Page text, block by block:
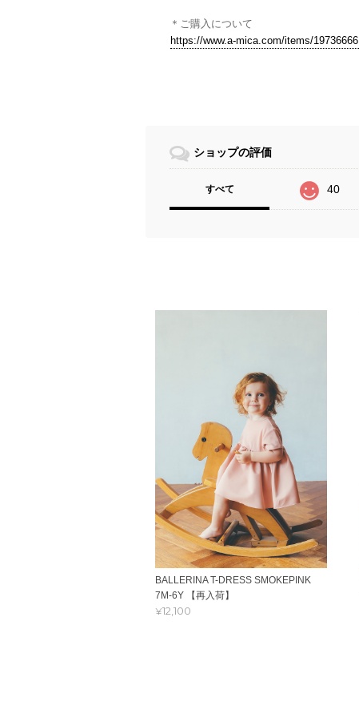
＊ご購入について
https://www.a-mica.com/items/19736666
ショップの評価
すべて 40
BALLERINA T-DRESS SMOKEPINK
7M-6Y 【再入荷】
¥12,100